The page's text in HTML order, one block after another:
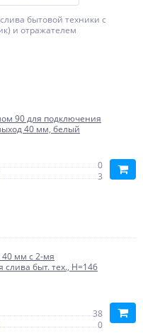
бытовой техники с
и отражателем
90 для подключения
40 мм, белый
0
3
40 мм с 2-мя
быт. тех., H=146
38
0